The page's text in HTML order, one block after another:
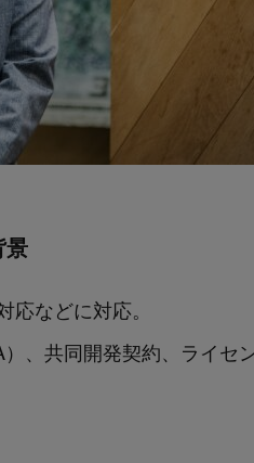
景
などに対応。
、共同開発契約、ライ